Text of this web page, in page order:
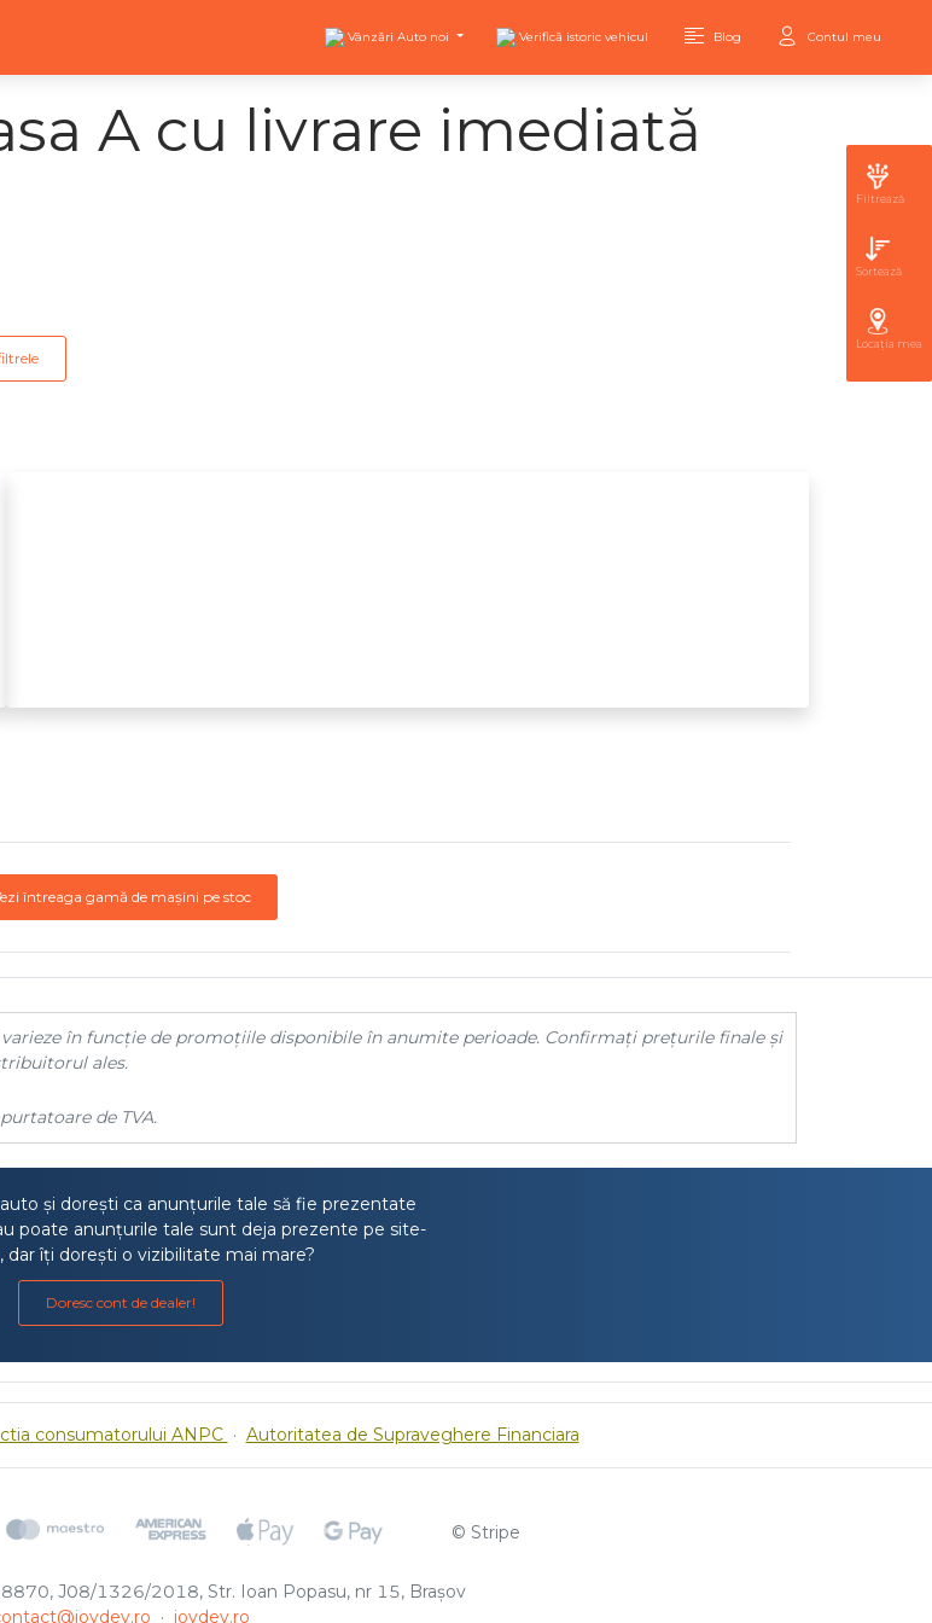
Vânzări Auto noi Verifică istoric vehicul Blog Contul meu
A cu livrare imediată
întreaga gamă de mașini pe stoc
Filtrează
Sortează
Locația mea
în funcție de promoțiile disponibile în anumite perioade. Confirmați prețurile finale și
ales.
de TVA.
și dorești ca anunțurile tale să fie prezentate
poate anunțurile tale sunt deja prezente pe site-
dar îți dorești o vizibilitate mai mare?
Doresc cont de dealer!
consumatorului ANPC · Autoritatea de Supraveghere Financiara
© Stripe
J08/1326/2018, Str. Ioan Popasu, nr 15, Brașov
· joydev.ro